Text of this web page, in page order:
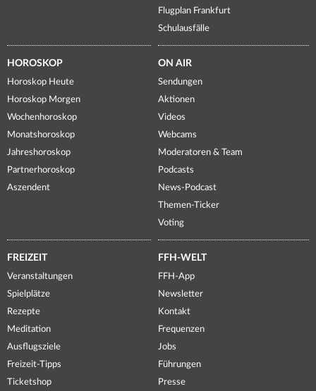
Flugplan Frankfurt
Schulausfälle
HOROSKOP
Horoskop Heute
Horoskop Morgen
Wochenhoroskop
Monatshoroskop
Jahreshoroskop
Partnerhoroskop
Aszendent
ON AIR
Sendungen
Aktionen
Videos
Webcams
Moderatoren & Team
Podcasts
News-Podcast
Themen-Ticker
Voting
FREIZEIT
Veranstaltungen
Spielplätze
Rezepte
Meditation
Ausflugsziele
Freizeit-Tipps
Ticketshop
FFH-WELT
FFH-App
Newsletter
Kontakt
Frequenzen
Jobs
Führungen
Presse